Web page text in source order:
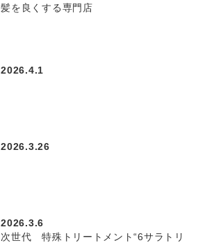
髪を良くする専門店
2026.4.1
2026.3.26
2026.3.6
次世代 特殊トリートメント“6サラトリ